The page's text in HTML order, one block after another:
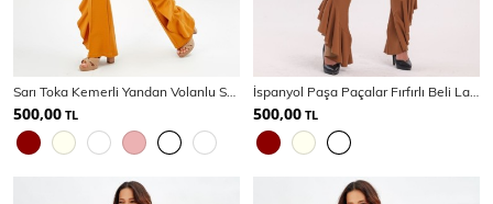
Sarı Toka Kemerli Yandan Volanlu Scuba Krep Pantolon_Pnt32717
500,00 TL
İspanyol Paşa Paçalar Fırfırlı Beli Lastikli Örme Kumaş Pantolon | Pnt32438
500,00 TL